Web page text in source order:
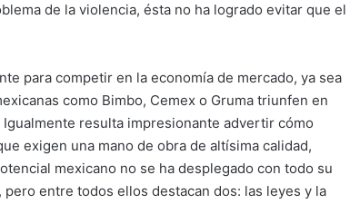
de la violencia, ésta no ha logrado evitar que el
para competir en la economía de mercado, ya sea
como Bimbo, Cemex o Gruma triunfen en
resulta impresionante advertir cómo
exigen una mano de obra de altísima calidad,
mexicano no se ha desplegado con todo su
entre todos ellos destacan dos: las leyes y la